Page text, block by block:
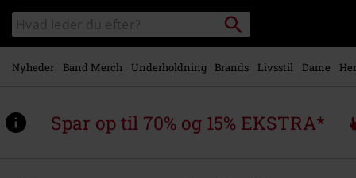
Gå til
hovedindhold
Søg
sortiment
Søg
Nyheder Band Merch Underholdning Brands Livsstil Dame
Spar op til 70% og 15% EKSTRA*